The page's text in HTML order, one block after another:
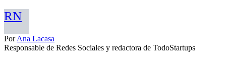
RN
PorAna Lacasa
Responsable de Redes Sociales y redactora de TodoStartups